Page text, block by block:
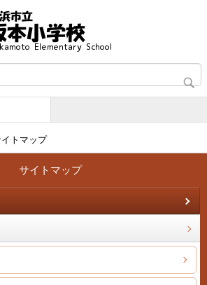
トマップ
サイトマップ